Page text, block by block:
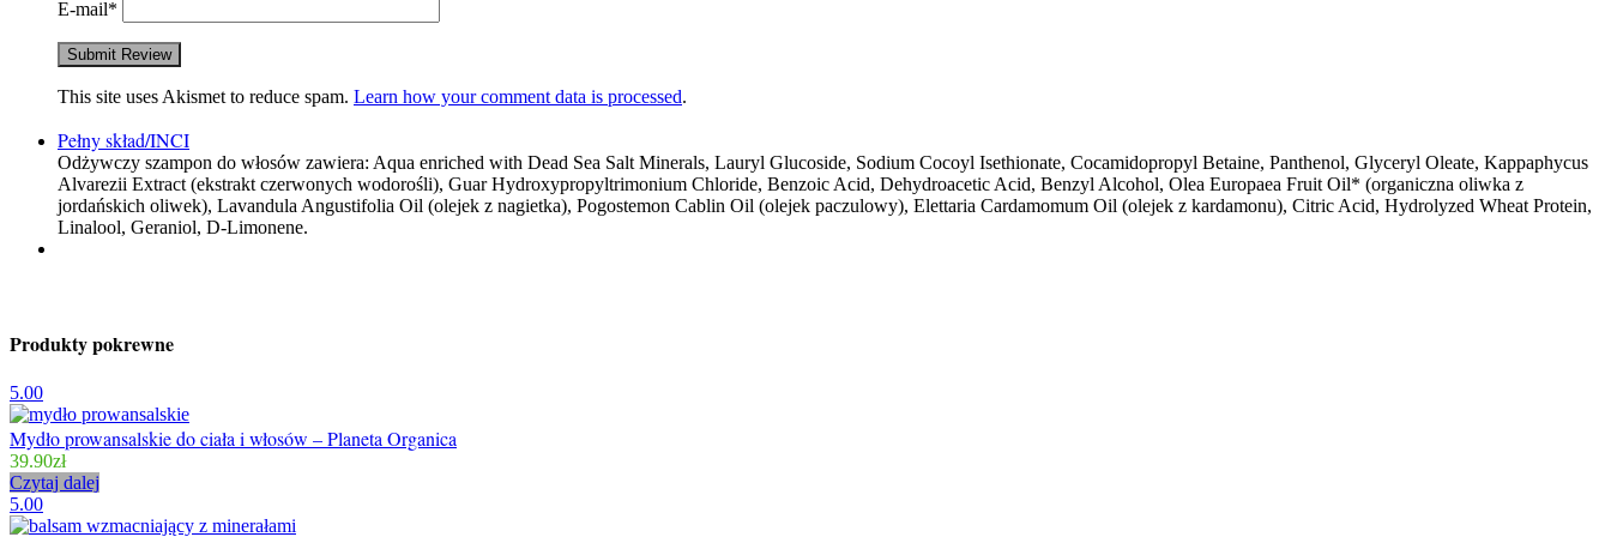
E-mail*
This site uses Akismet to reduce spam. Learn how your comment data is processed.
Pełny skład/INCI
Odżywczy szampon do włosów zawiera: Aqua enriched with Dead Sea Salt Minerals, Lauryl Glucoside, Sodium Cocoyl Isethionate, Cocamidopropyl Betaine, Panthenol, Glyceryl Oleate, Kappaphycus
Alvarezii Extract (ekstrakt czerwonych wodorośli), Guar Hydroxypropyltrimonium Chloride, Benzoic Acid, Dehydroacetic Acid, Benzyl Alcohol, Olea Europaea Fruit Oil* (organiczna oliwka z
jordańskich oliwek), Lavandula Angustifolia Oil (olejek z nagietka), Pogostemon Cablin Oil (olejek paczulowy), Elettaria Cardamomum Oil (olejek z kardamonu), Citric Acid, Hydrolyzed Wheat Protein,
Linalool, Geraniol, D-Limonene.
Produkty pokrewne
5.00
Mydło prowansalskie do ciała i włosów – Planeta Organica
39.90zł
Czytaj dalej
5.00